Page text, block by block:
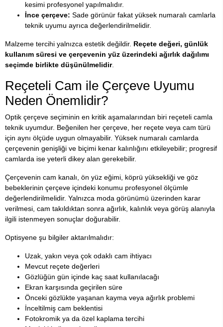
kesimi profesyonel yapılmalıdır.
İnce çerçeve: Sade görünür fakat yüksek numaralı camlarla
teknik uyumu ayrıca değerlendirilmelidir.
Malzeme tercihi yalnızca estetik değildir. Reçete değeri, günlük
kullanım süresi ve çerçevenin yüz üzerindeki ağırlık dağılımı
seçimde birlikte düşünülmelidir.
Reçeteli Cam ile Çerçeve Uyumu
Neden Önemlidir?
Optik çerçeve seçiminin en kritik aşamalarından biri reçeteli camla
teknik uyumdur. Beğenilen her çerçeve, her reçete veya cam türü
için aynı ölçüde uygun olmayabilir. Yüksek numaralı camlarda
çerçevenin genişliği ve biçimi kenar kalınlığını etkileyebilir; progresif
camlarda ise yeterli dikey alan gerekebilir.
Çerçevenin cam kanalı, ön yüz eğimi, köprü yüksekliği ve göz
bebeklerinin çerçeve içindeki konumu profesyonel ölçümle
değerlendirilmelidir. Yalnızca moda görünümü üzerinden karar
verilmesi, cam takıldıktan sonra ağırlık, kalınlık veya görüş alanıyla
ilgili istenmeyen sonuçlar doğurabilir.
Optisyene şu bilgiler aktarılmalıdır:
Uzak, yakın veya çok odaklı cam ihtiyacı
Mevcut reçete değerleri
Gözlüğün gün içinde kaç saat kullanılacağı
Ekran karşısında geçirilen süre
Önceki gözlükte yaşanan kayma veya ağırlık problemi
İnceltilmiş cam beklentisi
Fotokromik ya da özel kaplama tercihi